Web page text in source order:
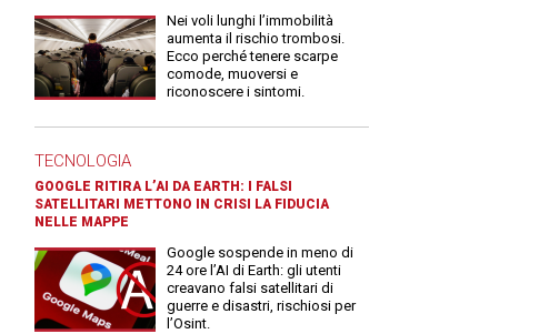
Nei voli lunghi l’immobilità
aumenta il rischio trombosi.
Ecco perché tenere scarpe
comode, muoversi e
riconoscere i sintomi.
TECNOLOGIA
GOOGLE RITIRA L’AI DA EARTH: I FALSI
SATELLITARI METTONO IN CRISI LA FIDUCIA
NELLE MAPPE
Google sospende in meno di
24 ore l’AI di Earth: gli utenti
creavano falsi satellitari di
guerre e disastri, rischiosi per
l’Osint.